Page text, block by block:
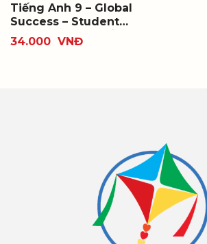
Tiếng Anh 9 – Global
Success – Student
book (Bộ SGK thống
nhất)
34.000 VNĐ